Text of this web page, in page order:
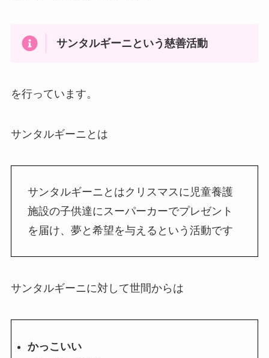
サンタルギーニという慈善活動
を行っています。
サンタルギーニとは
サンタルギーニとはクリスマスに児童養護
施設の子供達にスーパーカーでプレゼント
を届け、夢と希望を与えるという活動です
サンタルギーニに対して世間からは
かっこいい